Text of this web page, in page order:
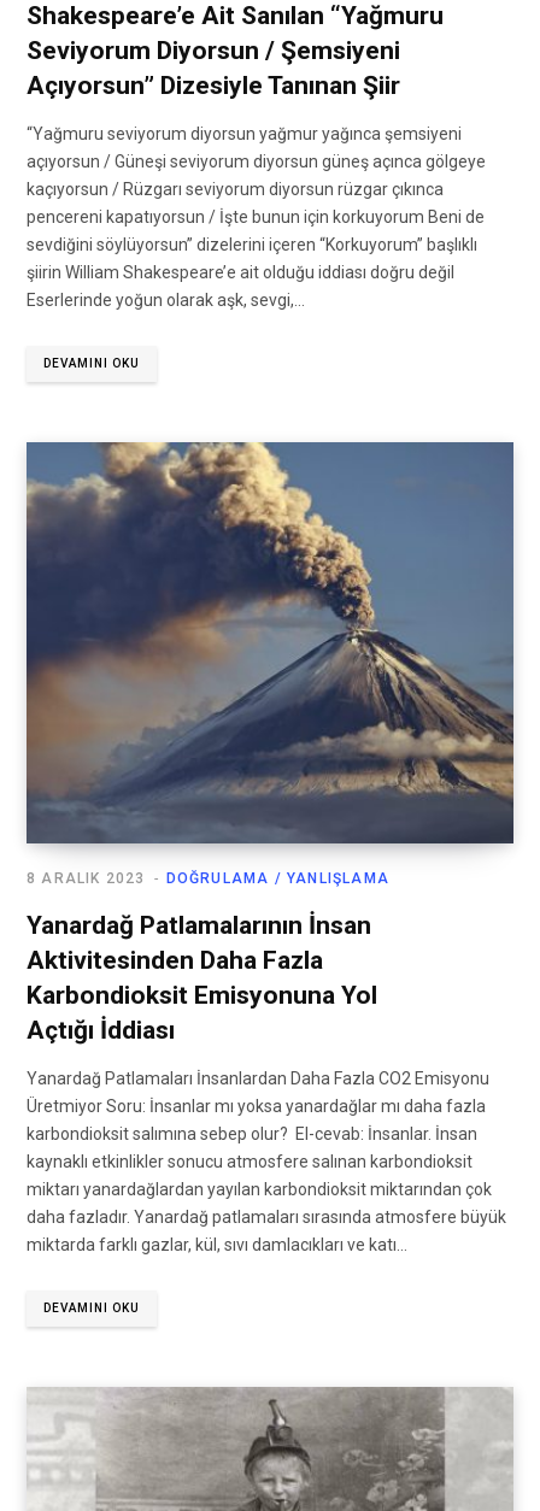
Shakespeare’e Ait Sanılan “Yağmuru
Seviyorum Diyorsun / Şemsiyeni
Açıyorsun” Dizesiyle Tanınan Şiir
“Yağmuru seviyorum diyorsun yağmur yağınca şemsiyeni
açıyorsun / Güneşi seviyorum diyorsun güneş açınca gölgeye
kaçıyorsun / Rüzgarı seviyorum diyorsun rüzgar çıkınca
pencereni kapatıyorsun / İşte bunun için korkuyorum Beni de
sevdiğini söylüyorsun” dizelerini içeren “Korkuyorum” başlıklı
şiirin William Shakespeare’e ait olduğu iddiası doğru değil
Eserlerinde yoğun olarak aşk, sevgi,…
DEVAMINI OKU
DOĞRULAMA / YANLIŞLAMA
8 ARALIK 2023
Yanardağ Patlamalarının İnsan
Aktivitesinden Daha Fazla
Karbondioksit Emisyonuna Yol
Açtığı İddiası
Yanardağ Patlamaları İnsanlardan Daha Fazla CO2 Emisyonu
Üretmiyor Soru: İnsanlar mı yoksa yanardağlar mı daha fazla
karbondioksit salımına sebep olur? El-cevab: İnsanlar. İnsan
kaynaklı etkinlikler sonucu atmosfere salınan karbondioksit
miktarı yanardağlardan yayılan karbondioksit miktarından çok
daha fazladır. Yanardağ patlamaları sırasında atmosfere büyük
miktarda farklı gazlar, kül, sıvı damlacıkları ve katı…
DEVAMINI OKU